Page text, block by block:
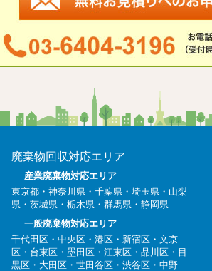
廃棄物回収対応エリア
産業廃棄物対応エリア
東京都 ・ 神奈川県 ・千葉県・埼玉県・山梨
県・茨城県・栃木県・群馬県・静岡県
一般廃棄物対応エリア
千代田区 ・ 中央区 ・ 港区 ・ 新宿区 ・ 文京
区 ・ 台東区 ・ 墨田区 ・ 江東区 ・ 品川区 ・ 目
黒区 ・ 大田区 ・ 世田谷区 ・ 渋谷区 ・ 中野